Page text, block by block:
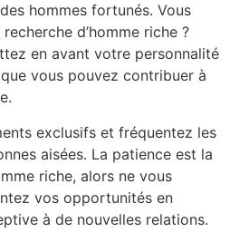
hommes fortunés. Vous
d’homme riche ?
en avant votre personnalité
vous pouvez contribuer à
exclusifs et fréquentez les
aisées. La patience est la
riche, alors ne vous
vos opportunités en
à de nouvelles relations.